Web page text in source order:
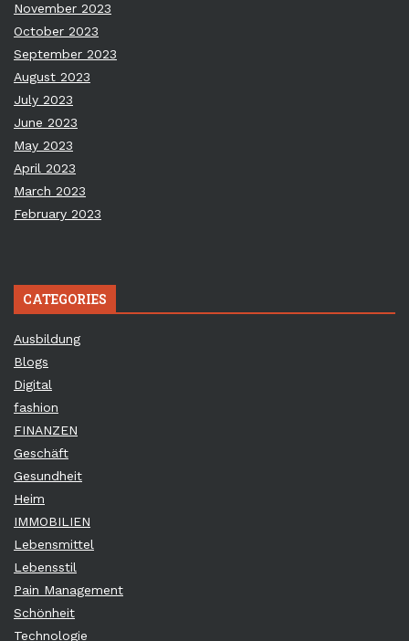
November 2023
October 2023
September 2023
August 2023
July 2023
June 2023
May 2023
April 2023
March 2023
February 2023
CATEGORIES
Ausbildung
Blogs
Digital
fashion
FINANZEN
Geschäft
Gesundheit
Heim
IMMOBILIEN
Lebensmittel
Lebensstil
Pain Management
Schönheit
Technologie